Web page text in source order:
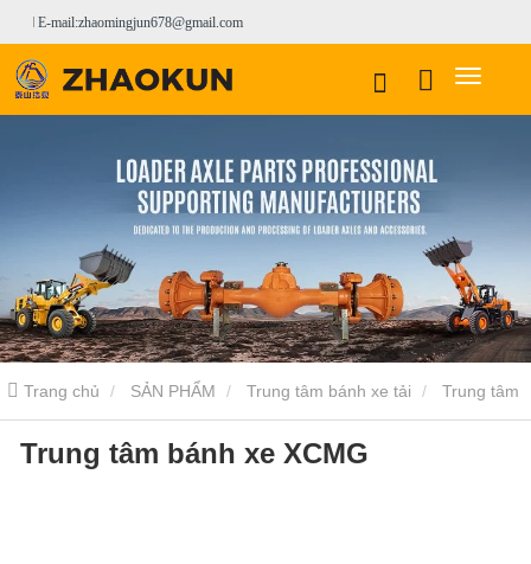
E-mail:zhaomingjun678@gmail.com
Trang chủ SẢN PHẨM Trung tâm bánh xe tải Trung tâm
bánh xe tải XCMG Trung tâm bánh xe XCMG
Trung tâm bánh xe XCMG